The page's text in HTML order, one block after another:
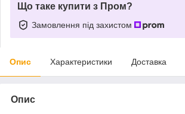
Що таке купити з Пром?
Замовлення під захистом
Опис Характеристики Доставка
Опис